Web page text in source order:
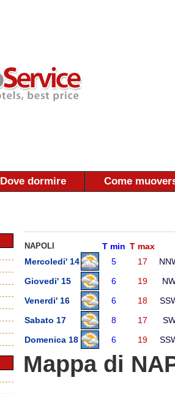
Dove dormire Come
NAPOLI T min T max
Mercoledi' 14
5 17
Giovedi' 15
6 19
Venerdi' 16
6 18
Sabato 17
8 17
Domenica 18
6 19
Mappa di